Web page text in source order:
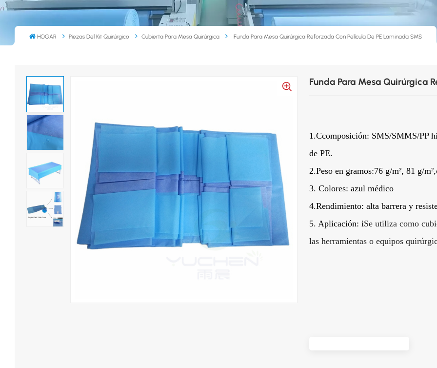
HOGAR Piezas Del Kit Quirúrgico Cubierta Para Mesa Quirúrgica Funda Para Mesa Quirúrgica Reforzada Con Película De PE Laminada SMS
Funda Para Mesa Quirúrgica
1.Ccomposición: SMS/SMMS/PP
de PE.
2.Peso en gramos:76 g/m², 81 g/m²,
3. Colores: azul médico
4.Rendimiento: alta barrera y
5. Aplicación: iSe utiliza como
las herramientas o equipos